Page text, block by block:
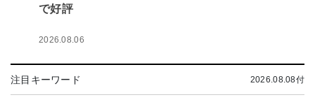
で好評
2026.08.06
注目キーワード 2026.08.08付